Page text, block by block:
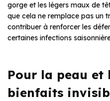
gorge et les légers maux de
que cela ne remplace pas un
contribuer à renforcer les
certaines infections
Pour la peau et
bienfaits